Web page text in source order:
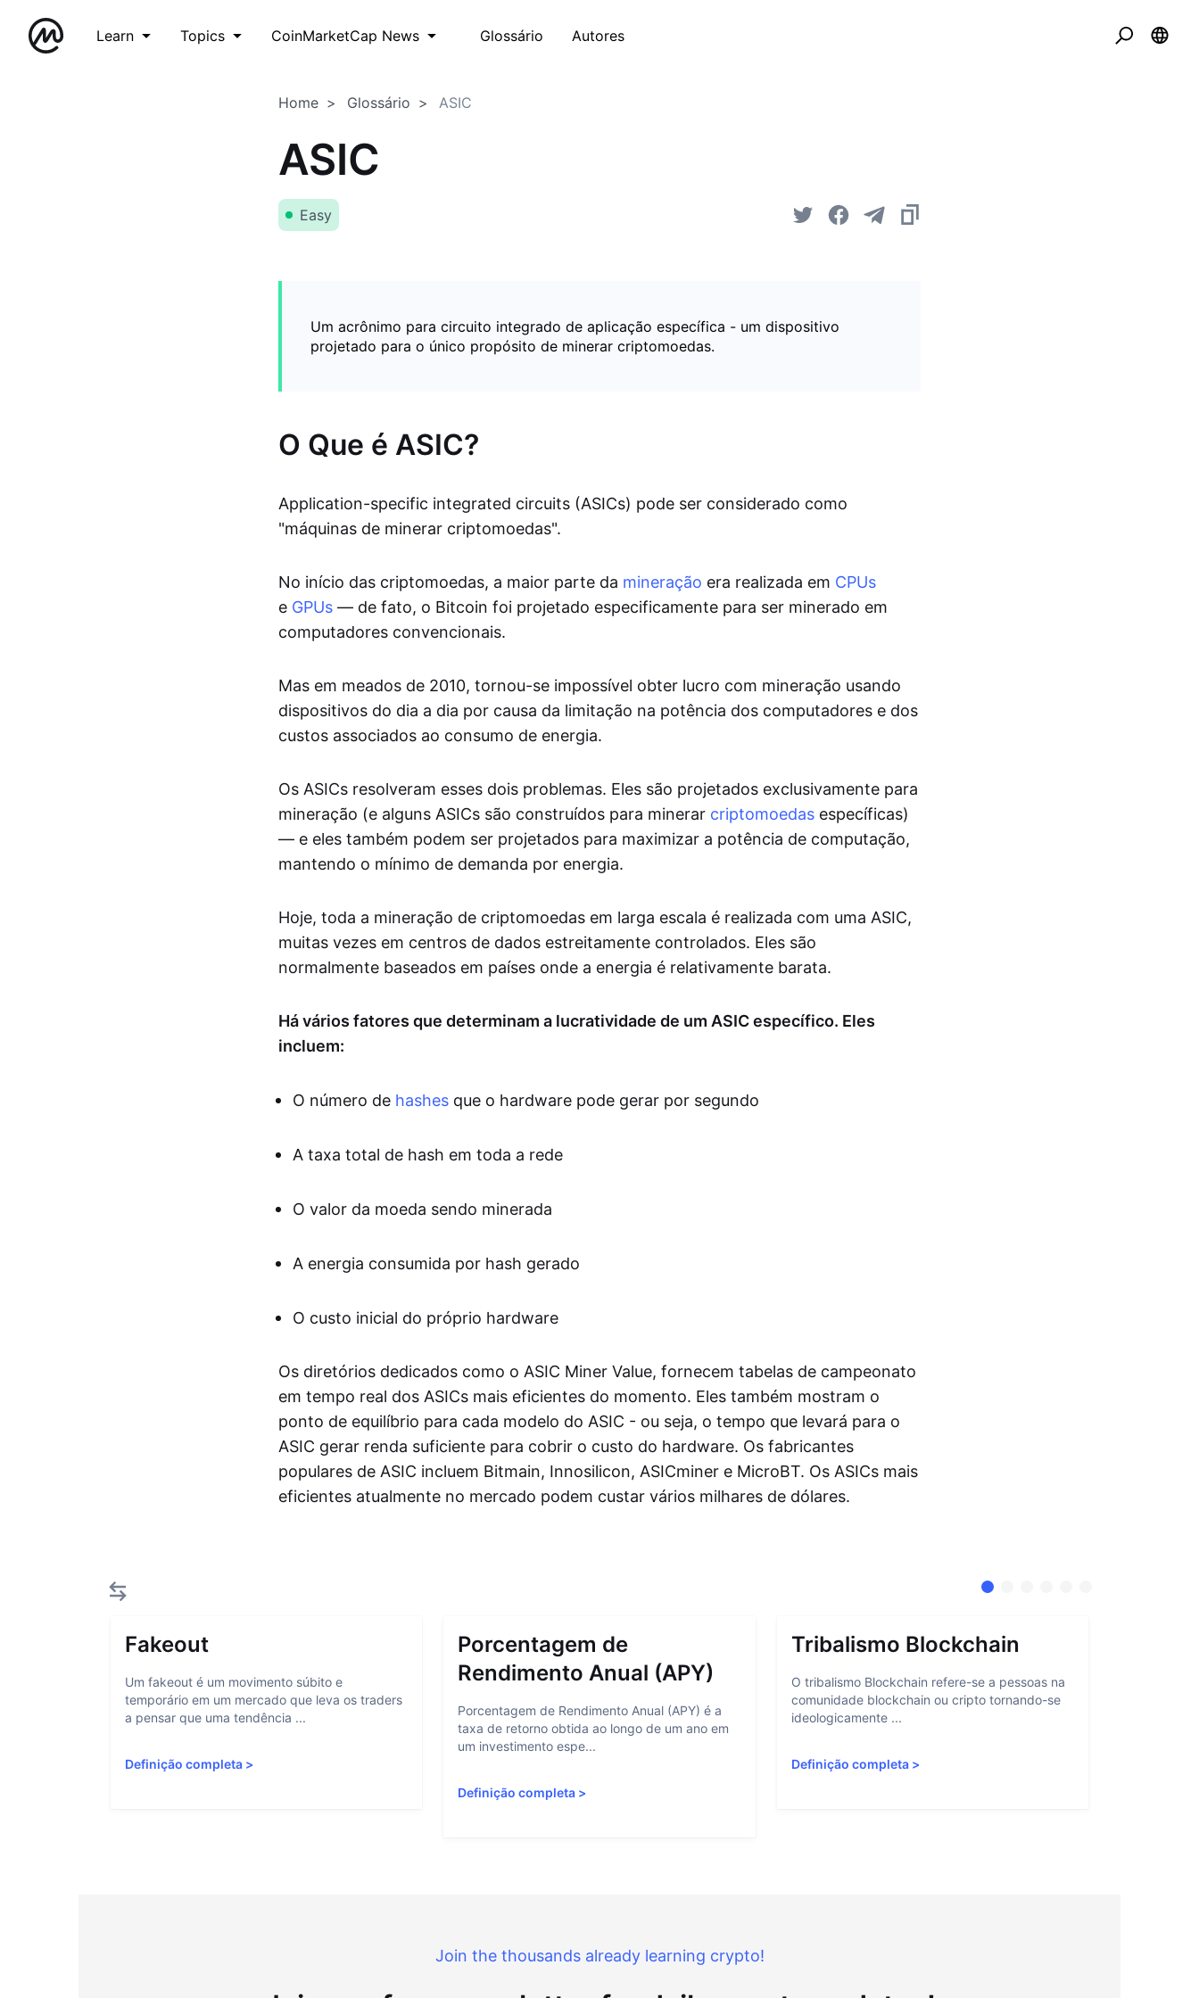
Learn Topics CoinMarketCap News Glossário Autores
Home Glossário ASIC
ASIC
Easy
Um acrônimo para circuito integrado de aplicação específica - um dispositivo
projetado para o único propósito de minerar criptomoedas.
O Que é ASIC?
Application-specific integrated circuits (ASICs) pode ser considerado como
"máquinas de minerar criptomoedas".
No início das criptomoedas, a maior parte da mineração era realizada em CPUs
e GPUs — de fato, o Bitcoin foi projetado especificamente para ser minerado em
computadores convencionais.
Mas em meados de 2010, tornou-se impossível obter lucro com mineração usando
dispositivos do dia a dia por causa da limitação na potência dos computadores e dos
custos associados ao consumo de energia.
Os ASICs resolveram esses dois problemas. Eles são projetados exclusivamente para
mineração (e alguns ASICs são construídos para minerar criptomoedas específicas)
— e eles também podem ser projetados para maximizar a potência de computação,
mantendo o mínimo de demanda por energia.
Hoje, toda a mineração de criptomoedas em larga escala é realizada com uma ASIC,
muitas vezes em centros de dados estreitamente controlados. Eles são
normalmente baseados em países onde a energia é relativamente barata.
Há vários fatores que determinam a lucratividade de um ASIC específico. Eles
incluem:
O número de hashes que o hardware pode gerar por segundo
A taxa total de hash em toda a rede
O valor da moeda sendo minerada
A energia consumida por hash gerado
O custo inicial do próprio hardware
Os diretórios dedicados como o ASIC Miner Value, fornecem tabelas de campeonato
em tempo real dos ASICs mais eficientes do momento. Eles também mostram o
ponto de equilíbrio para cada modelo do ASIC - ou seja, o tempo que levará para o
ASIC gerar renda suficiente para cobrir o custo do hardware. Os fabricantes
populares de ASIC incluem Bitmain, Innosilicon, ASICminer e MicroBT. Os ASICs mais
eficientes atualmente no mercado podem custar vários milhares de dólares.
Fakeout
Um fakeout é um movimento súbito e
temporário em um mercado que leva os traders
a pensar que uma tendência ...
Definição completa >
Porcentagem de
Rendimento Anual (APY)
Porcentagem de Rendimento Anual (APY) é a
taxa de retorno obtida ao longo de um ano em
um investimento espe...
Definição completa >
Tribalismo Blockchain
O tribalismo Blockchain refere-se a pessoas na
comunidade blockchain ou cripto tornando-se
ideologicamente ...
Definição completa>
Join the thousands already learning crypto!